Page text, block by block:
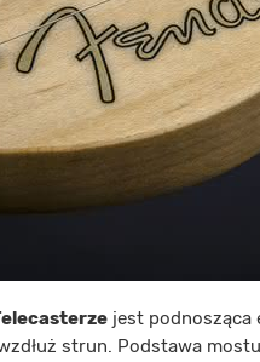
jest podnosząca
strun. Podstawa